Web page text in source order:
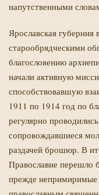
напутственными
Ярославская губерния
старообрядческими
благословению
начали активную
способствовавшую
1911 по 1914 год по
регулярно
сопровождавшиеся
раздачей брошюр. В
Православие перешло
прежде непримиримые